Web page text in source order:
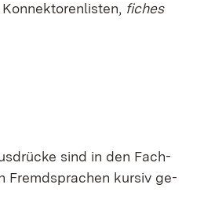
fi­ches
sind in den Fach­
Fremd­spra­chen kur­siv ge­